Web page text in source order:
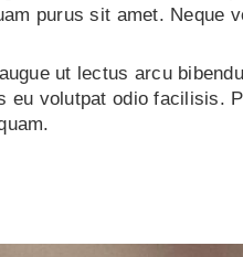
purus sit amet. Neque
ut lectus arcu
volutpat odio facilisis.